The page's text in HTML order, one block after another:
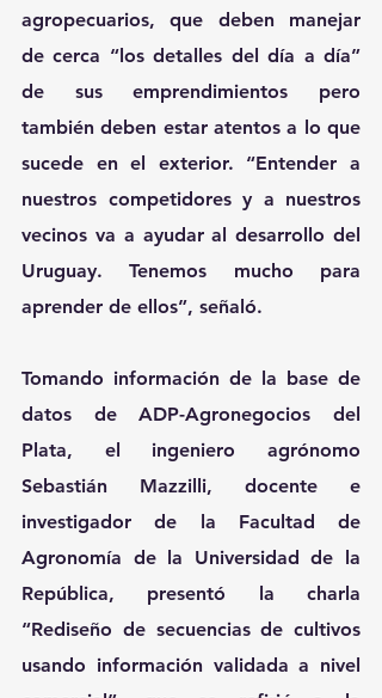
agropecuarios, que deben manejar
de cerca “los detalles del día a día”
de sus emprendimientos pero
también deben estar atentos a lo que
sucede en el exterior. “Entender a
nuestros competidores y a nuestros
vecinos va a ayudar al desarrollo del
Uruguay. Tenemos mucho para
aprender de ellos”, señaló.
Tomando información de la base de
datos de ADP-Agronegocios del
Plata, el ingeniero agrónomo
Sebastián Mazzilli, docente e
investigador de la Facultad de
Agronomía de la Universidad de la
República, presentó la charla
“Rediseño de secuencias de cultivos
usando información validada a nivel